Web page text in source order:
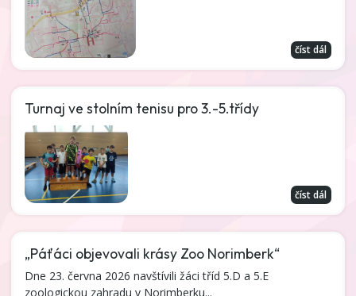
číst dál
Turnaj ve stolním tenisu pro 3.-5.třídy
číst dál
„Páťáci objevovali krásy Zoo Norimberk“
Dne 23. června 2026 navštívili žáci tříd 5.D a 5.E
zoologickou zahradu v Norimberku...